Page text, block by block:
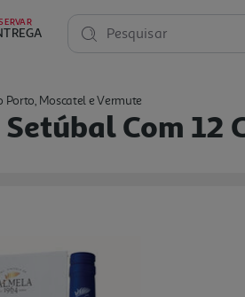
Pesquisar
Porto, Moscatel e Vermute
Com 12